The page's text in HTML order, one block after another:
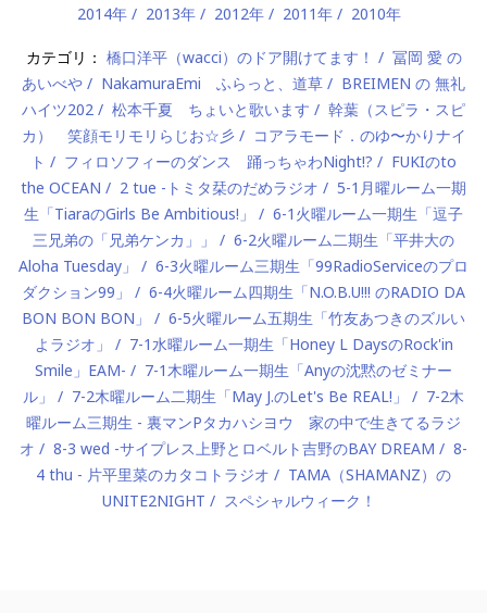
2014年
2013年 2012年 2011年 2010年
カテゴリ： 橋口洋平（wacci）のドア開けてます！
冨岡 愛 の
あいべや
NakamuraEmi ふらっと、道草
BREIMEN の 無礼
ハイツ202
松本千夏 ちょいと歌います
幹葉（スピラ・スピ
カ） 笑顔モリモリらじお☆彡
コアラモード．のゆ〜かりナイ
ト
フィロソフィーのダンス 踊っちゃわNight!?
FUKIのto
the OCEAN
2 tue -トミタ栞のだめラジオ
5-1月曜ルーム一期
生「TiaraのGirls Be Ambitious!」
6-1火曜ルーム一期生「逗子
三兄弟の「兄弟ケンカ」」
6-2火曜ルーム二期生「平井大の
Aloha Tuesday」
6-3火曜ルーム三期生「99RadioServiceのプロ
ダクション99」
6-4火曜ルーム四期生「N.O.B.U!!! のRADIO DA
BON BON BON」
6-5火曜ルーム五期生「竹友あつきのズルい
よラジオ」
7-1水曜ルーム一期生「Honey L DaysのRock'in
Smile」EAM-
7-1木曜ルーム一期生「Anyの沈黙のゼミナー
ル」
7-2木曜ルーム二期生「May J.のLet's Be REAL!」
7-2木
曜ルーム三期生 - 裏マンPタカハシヨウ 家の中で生きてるラジ
オ
8-3 wed -サイプレス上野とロベルト吉野のBAY DREAM
8-
4 thu - 片平里菜のカタコトラジオ
TAMA（SHAMANZ）の
UNITE2NIGHT
スペシャルウィーク！